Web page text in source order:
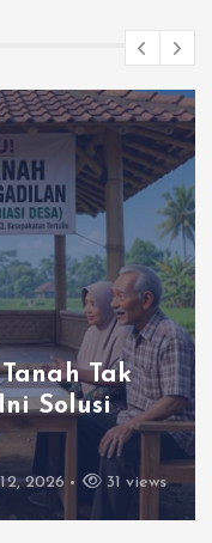
Tak
Solusi
2026 31 views